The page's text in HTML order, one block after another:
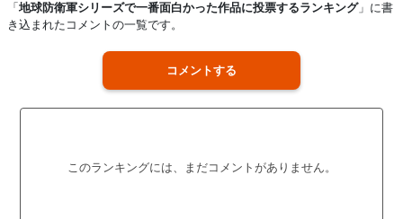
「 地球防衛軍シリーズで一番面白かった作品に投票するランキング」に書
き込まれたコメントの一覧です。
コメントする
このランキングには、まだコメントがありません。